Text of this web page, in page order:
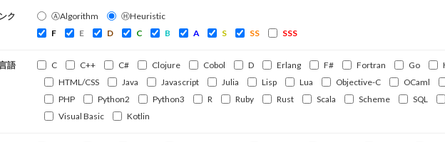
ク ⒶAlgorithm
ⒽHeuristic
F
E D C B A S SS SSS
語 C C++ C# Clojure Cobol D Erlang F# Fortran Go
HTML/CSS
Java Javascript Julia Lisp Lua Objective-C OCaml
PHP
Python2 Python3 R Ruby Rust Scala Scheme SQL
Visual Basic
Kotlin